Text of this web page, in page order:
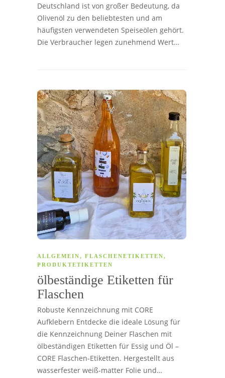
Deutschland ist von großer Bedeutung, da
Olivenöl zu den beliebtesten und am
häufigsten verwendeten Speiseölen gehört.
Die Verbraucher legen zunehmend Wert…
ALLGEMEIN, FLASCHENETIKETTEN,
PRODUKTETIKETTEN
ölbeständige Etiketten für
Flaschen
Robuste Kennzeichnung mit CORE
Aufklebern Entdecke die ideale Lösung für
die Kennzeichnung Deiner Flaschen mit
ölbeständigen Etiketten für Essig und Öl –
CORE Flaschen-Etiketten. Hergestellt aus
wasserfester weiß-matter Folie und…